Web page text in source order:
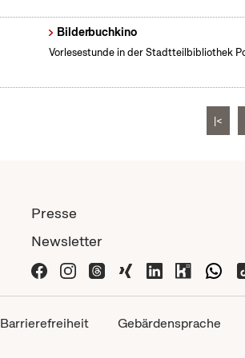
Bilderbuchkino
Vorlesestunde in der Stadtteilbibliothek
|<
Presse
Newsletter
Barrierefreiheit Gebärdensprache